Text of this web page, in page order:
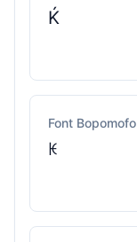
Ḱ
Font Bopomofo
ꀘ